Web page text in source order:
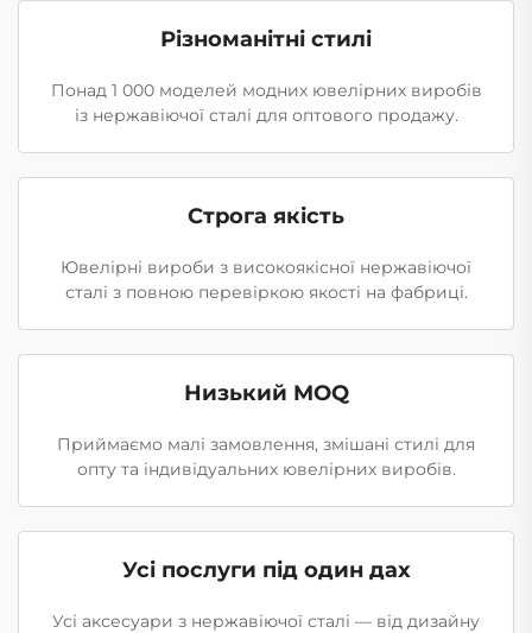
Різноманітні стилі
Понад 1 000 моделей модних ювелірних виробів
із нержавіючої сталі для оптового продажу.
Строга якість
Ювелірні вироби з високоякісної нержавіючої
сталі з повною перевіркою якості на фабриці.
Низький MOQ
Приймаємо малі замовлення, змішані стилі для
опту та індивідуальних ювелірних виробів.
Усі послуги під один дах
Усі аксесуари з нержавіючої сталі — від дизайну